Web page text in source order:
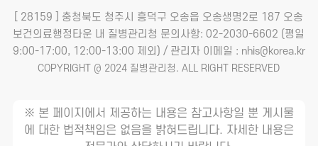
[ 28159 ] 충청북도 청주시 흥덕구 오송읍 오송생명2로 187 오송
보건의료행정타운 내 질병관리청 문의사항: 02-2030-6602 (평일
9:00-17:00, 12:00-13:00 제외) / 관리자 이메일 : nhis@korea.kr
COPYRIGHT @ 2024 질병관리청. ALL RIGHT RESERVED
※ 본 페이지에서 제공하는 내용은 참고사항일 뿐 게시물
에 대한 법적책임은 없음을 밝혀드립니다. 자세한 내용은